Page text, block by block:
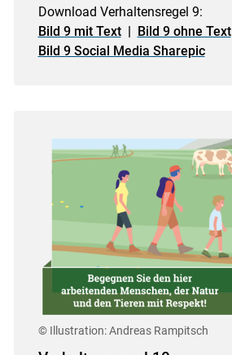
Download Verhaltensregel 9:
Bild 9 mit Text| Bild 9 ohne Text
Bild 9 Social Media Sharepic
© Illustration: Andreas Rampitsch